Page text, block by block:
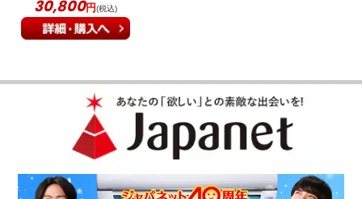
2026年モデル XX14I NO5
S
30,800円(税込)